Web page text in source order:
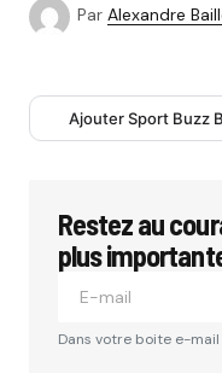
Par Alexandre
Ajouter Sport Buzz
Restez au
plus
Dans votre boite e-mail